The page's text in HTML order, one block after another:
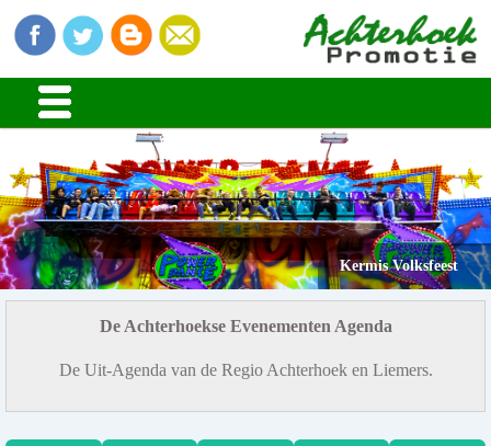
Kermis Volksfeest
De Achterhoekse Evenementen Agenda
De Uit-Agenda van de Regio Achterhoek en Liemers.